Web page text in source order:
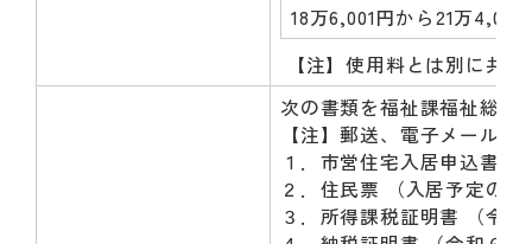
18万6,001円から21万4,000
【注】使用料とは別に共
次の書類を福祉課福祉総務
【注】郵送、電子メール
１．市営住宅入居申込書
２．住民票 （入居予定の
３．所得課税証明書 （令